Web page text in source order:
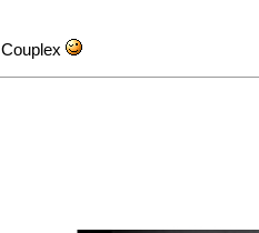
Couplex